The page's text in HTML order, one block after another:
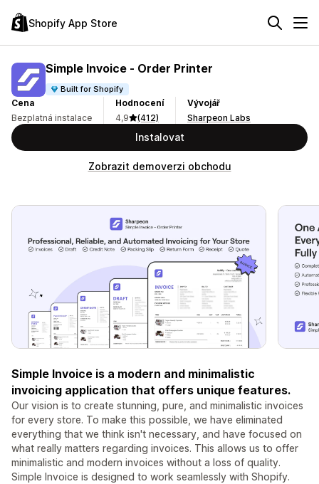
Shopify App Store
Simple Invoice ‑ Order Printer
Built for Shopify
Cena
Bezplatná instalace
Hodnocení
4,9
(412)
Vývojář
Sharpeon Labs
Instalovat
Zobrazit demoverzi obchodu
Simple Invoice is a modern and minimalistic
invoicing application that offers unique features.
Our vision is to create stunning, pure, and minimalistic invoices
for every store. To make this possible, we have eliminated
everything that we think isn't necessary, and have focused on
what really matters regarding invoices. This allows us to offer
minimalistic and modern invoices without a loss of quality.
Simple Invoice is designed to work seamlessly with Shopify.